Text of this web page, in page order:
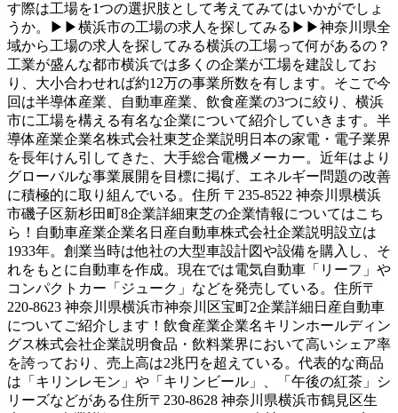
す際は工場を1つの選択肢として考えてみてはいかがでしょ
うか。▶▶横浜市の工場の求人を探してみる▶▶神奈川県全
域から工場の求人を探してみる横浜の工場って何があるの？
工業が盛んな都市横浜では多くの企業が工場を建設してお
り、大小合わせれば約12万の事業所数を有します。そこで今
回は半導体産業、自動車産業、飲食産業の3つに絞り、横浜
市に工場を構える有名な企業について紹介していきます。半
導体産業企業名株式会社東芝企業説明日本の家電・電子業界
を長年けん引してきた、大手総合電機メーカー。近年はより
グローバルな事業展開を目標に掲げ、エネルギー問題の改善
に積極的に取り組んでいる。住所 〒235-8522 神奈川県横浜
市磯子区新杉田町8企業詳細東芝の企業情報についてはこち
ら！自動車産業企業名日産自動車株式会社企業説明設立は
1933年。創業当時は他社の大型車設計図や設備を購入し、そ
れをもとに自動車を作成。現在では電気自動車「リーフ」や
コンパクトカー「ジューク」などを発売している。住所〒
220-8623 神奈川県横浜市神奈川区宝町2企業詳細日産自動車
についてご紹介します！飲食産業企業名キリンホールディン
グス株式会社企業説明食品・飲料業界において高いシェア率
を誇っており、売上高は2兆円を超えている。代表的な商品
は「キリンレモン」や「キリンビール」、「午後の紅茶」シ
リーズなどがある住所〒230-8628 神奈川県横浜市鶴見区生